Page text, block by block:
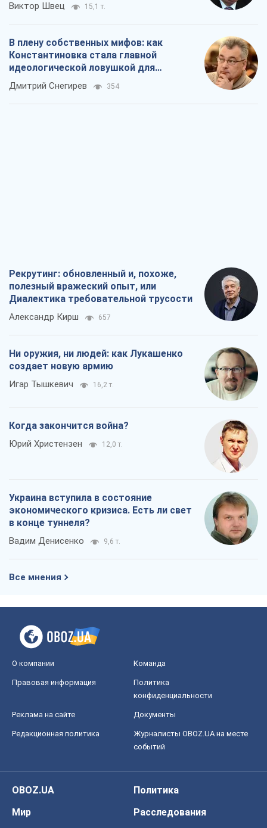
Виктор Швец 15,1 т.
В плену собственных мифов: как
Константиновка стала главной
идеологической ловушкой для
российских оккупантов
Дмитрий Снегирев 354
Рекрутинг: обновленный и, похоже,
полезный вражеский опыт, или
Диалектика требовательной трусости
Александр Кирш 657
Ни оружия, ни людей: как Лукашенко
создает новую армию
Игар Тышкевич 16,2 т.
Когда закончится война?
Юрий Христензен 12,0 т.
Украина вступила в состояние
экономического кризиса. Есть ли свет
в конце туннеля?
Вадим Денисенко 9,6 т.
Все мнения
О компании Команда
Правовая информация
Политика
конфиденциальности
Реклама на сайте Документы
Редакционная политика
Журналисты OBOZ.UA на месте
событий
OBOZ.UA
Политика
Мир
Расследования